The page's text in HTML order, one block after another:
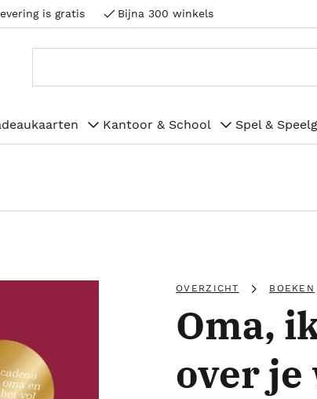
is gratis Bijna 300 winkels
Kantoor & School Spel &
OVERZICHT BOEKEN
Oma,
over je